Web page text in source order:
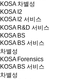
KOSA 차별성
KOSA I2
KOSA I2 서비스
KOSA R&D 서비스
KOSA BS
KOSA BS 서비스
차별성
KOSA Forensics
KOSA BS 서비스
차별성